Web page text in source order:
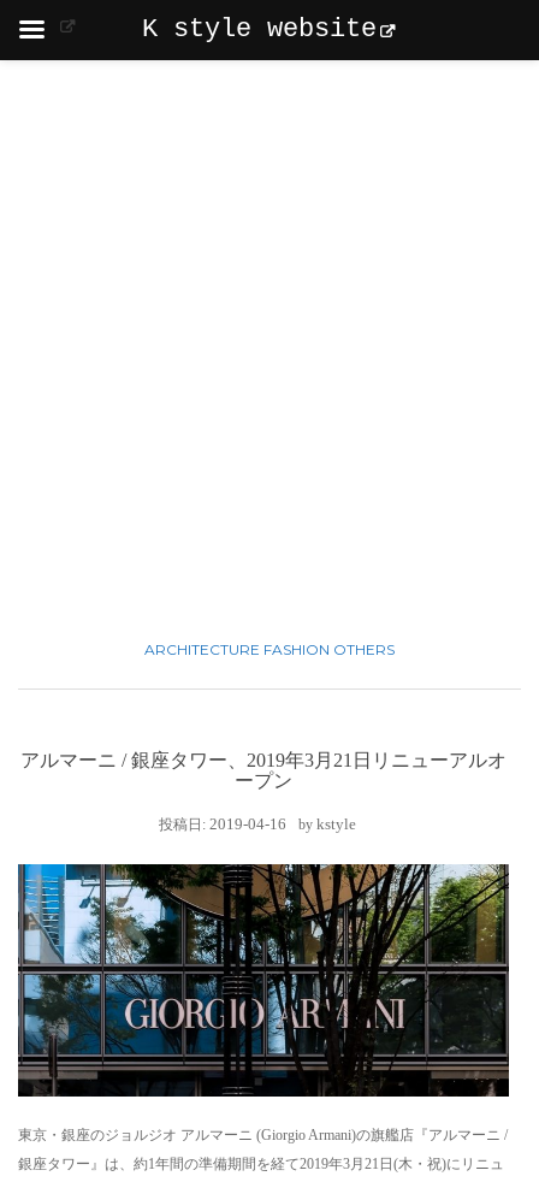
ARCHITECTURE FASHION OTHERS
アルマーニ / 銀座タワー、2019年3月21日リニューアルオ
ープン
投稿日: 2019-04-16 by kstyle
東京・銀座のジョルジオ アルマーニ (Giorgio Armani)の旗艦店『アルマーニ /
銀座タワー』は、約1年間の準備期間を経て2019年3月21日(木・祝)にリニュ
K style website